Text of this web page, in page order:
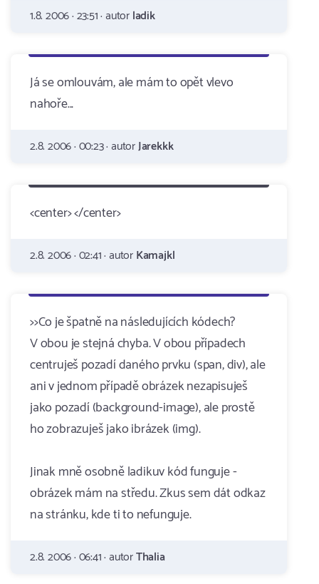
1.8. 2006 · 23:51 · autorladik
Já se omlouvám, ale mám to opět vlevo
nahoře...
2.8. 2006 · 00:23 · autorJarekkk
<center> </center>
2.8. 2006 · 02:41 · autorKamajkl
>>Co je špatně na následujících kódech?
V obou je stejná chyba. V obou případech
centruješ pozadí daného prvku (span, div), ale
ani v jednom případě obrázek nezapisuješ
jako pozadí (background-image), ale prostě
ho zobrazuješ jako ibrázek (img).
Jinak mně osobně ladikuv kód funguje -
obrázek mám na středu. Zkus sem dát odkaz
na stránku, kde ti to nefunguje.
2.8. 2006 · 06:41 · autorThalia